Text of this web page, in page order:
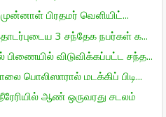
பிரதமர் வெளியிட்...
3 சந்தேக நபர்கள் க...
விடுவிக்கப்பட்ட சந்த...
பொலிஸாரால் மடக்கிப் பிடி...
ஆண் ஒருவரது சடலம்